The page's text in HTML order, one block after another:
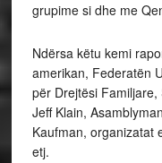
grupime si dhe me
Ndërsa këtu kemi
amerikan, Federatën
për Drejtësi
Jeff Klain,
Kaufman, organizatat
etj.